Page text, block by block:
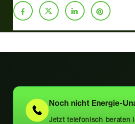
Noch nicht Energie-
Jetzt telefonisch beraten